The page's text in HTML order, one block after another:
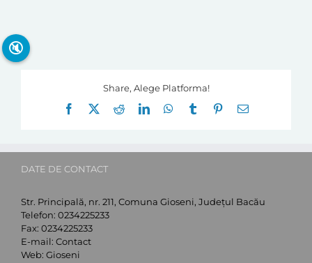
Share, Alege Platforma!
Facebook
RedditLinkedInWhatsApp
Tumblr Pinterest
E-
DATE DE CONTACT
Str. Principală, nr. 211, Comuna Gioseni, Județul Bacău
Telefon: 0234225233
Fax: 0234225233
E-mail: Contact
Web: Gioseni
🔇